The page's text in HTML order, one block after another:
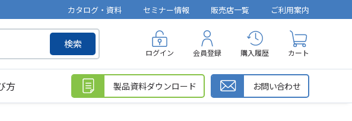
カタログ・資料 セミナー情報 販売店一覧 ご利用案内
検索
ログイン 会員登録 購入履歴 カート
方 製品資料ダウンロード お問い合わせ